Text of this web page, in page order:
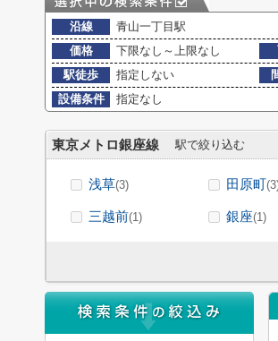
沿線
青山一丁目駅
価格
下限なし～上限なし
駅徒歩
指定しない
設備条件
指定なし
東京メトロ銀座線 駅で絞り込む
浅草(3) 田原町
三越前(1) 銀座(1)